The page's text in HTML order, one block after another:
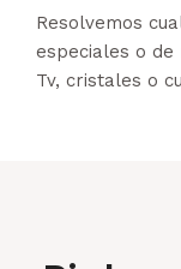
Resolvemos
especiales o
Tv, cristales o